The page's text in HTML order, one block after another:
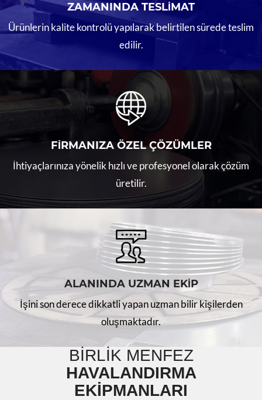
ZAMANINDA TESLİMAT
Ürünlerin kalite kontrolü yapılarak belirtilen sürede teslim
edilir.
FİRMANIZA ÖZEL ÇÖZÜMLER
İhtiyaçlarınıza yönelik hızlı ve profesyonel olarak çözüm
üretilir.
ALANINDA UZMAN EKİP
İşini son derece dikkatli yapan uzman bilir kişilerden
oluşmaktadır.
BİRLİK MENFEZ
HAVALANDIRMA
EKİPMANLARI